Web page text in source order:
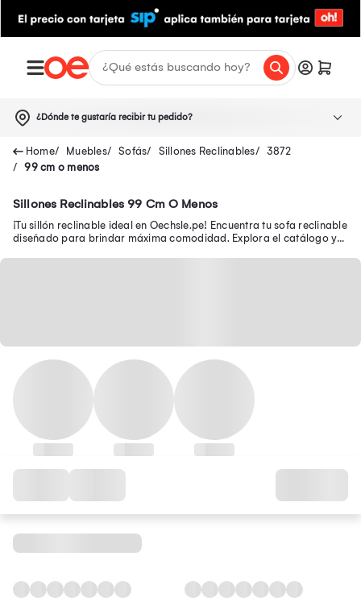
¿Dónde te gustaría recibir tu pedido?
Muebles Sofás Sillones Reclinables
3872
99 cm o menos
Sillones Reclinables 99 Cm O Menos
¡Tu sillón reclinable ideal en Oechsle.pe! Encuentra tu sofa reclinable
diseñado para brindar máxima comodidad. Explora el catálogo y